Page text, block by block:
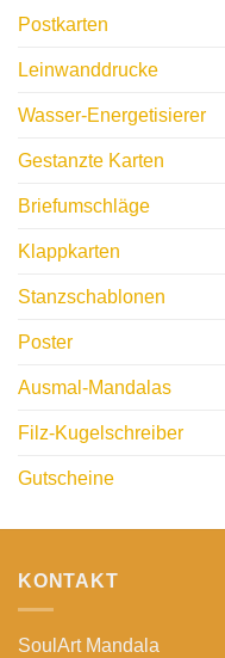
Postkarten
Leinwanddrucke
Wasser-Energetisierer
Gestanzte Karten
Briefumschläge
Klappkarten
Stanzschablonen
Poster
Ausmal-Mandalas
Filz-Kugelschreiber
Gutscheine
KONTAKT
SoulArt Mandala